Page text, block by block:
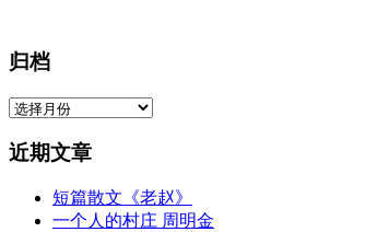
归档
归
近期文章
短篇散文《老赵》
一个人的村庄 周明金